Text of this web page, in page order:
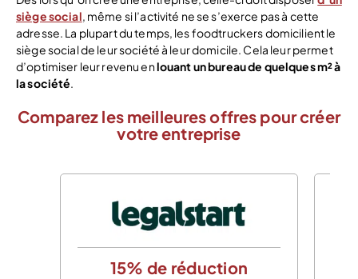
siège social, même si l’activité ne se s’exerce pas à cette
adresse. La plupart du temps, les foodtruckers domicilient le
siège social de leur société à leur domicile. Cela leur permet
d’optimiser leur revenu enlouant un bureau de quelques m² à
la société.
Comparez les meilleures offres pour créer
votre entreprise
15% de réduction